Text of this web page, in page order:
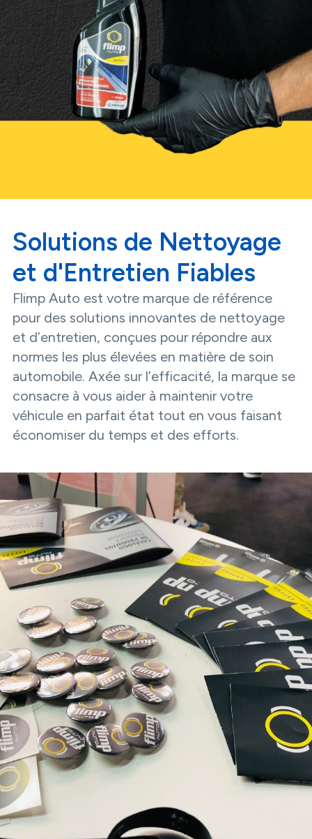
Solutions de Nettoyage
et d'Entretien Fiables
Flimp Auto est votre marque de référence
pour des solutions innovantes de nettoyage
et d’entretien, conçues pour répondre aux
normes les plus élevées en matière de soin
automobile. Axée sur l’efficacité, la marque se
consacre à vous aider à maintenir votre
véhicule en parfait état tout en vous faisant
économiser du temps et des efforts.